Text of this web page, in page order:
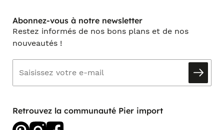
Abonnez-vous à notre newsletter
Restez informés de nos bons plans et de nos
nouveautés !
Retrouvez la communauté Pier import